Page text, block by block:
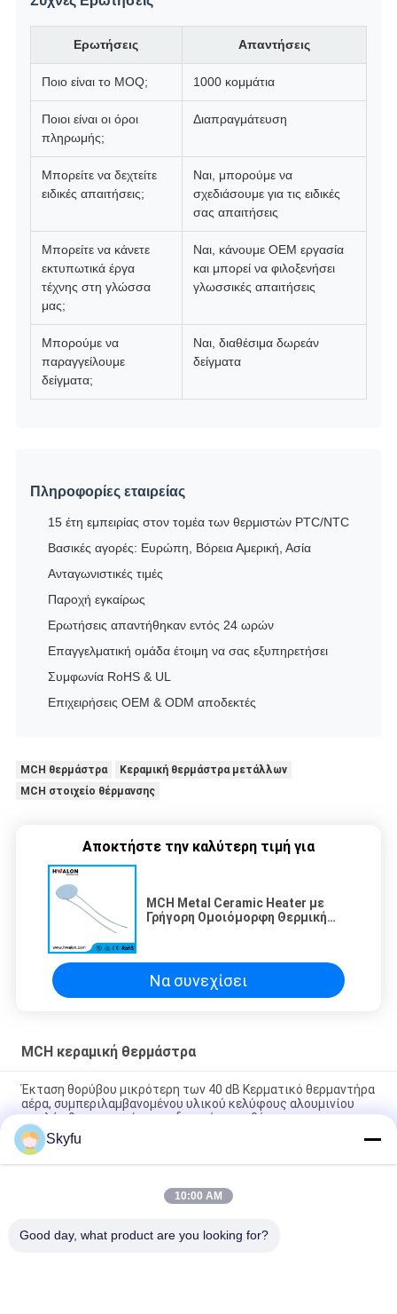
Ερωτήσεις Απαντήσεις
Ποιο είναι το MOQ; 1000 κομμάτια
Ποιοι είναι οι όροι
πληρωμής;
Διαπραγμάτευση
Μπορείτε να δεχτείτε
ειδικές απαιτήσεις;
Ναι, μπορούμε να
σχεδιάσουμε για τις ειδικές
σας απαιτήσεις
Μπορείτε να κάνετε
εκτυπωτικά έργα
τέχνης στη γλώσσα
μας;
Ναι, κάνουμε OEM εργασία
και μπορεί να φιλοξενήσει
γλωσσικές απαιτήσεις
Μπορούμε να
παραγγείλουμε
δείγματα;
Ναι, διαθέσιμα δωρεάν
δείγματα
Πληροφορίες εταιρείας
15 έτη εμπειρίας στον τομέα των θερμιστών PTC/NTC
Βασικές αγορές: Ευρώπη, Βόρεια Αμερική, Ασία
Ανταγωνιστικές τιμές
Παροχή εγκαίρως
Ερωτήσεις απαντήθηκαν εντός 24 ωρών
Επαγγελματική ομάδα έτοιμη να σας εξυπηρετήσει
Συμφωνία RoHS & UL
Επιχειρήσεις OEM & ODM αποδεκτές
MCH θερμάστρα
Κεραμική θερμάστρα μετάλλων
MCH στοιχείο θέρμανσης
Αποκτήστε την καλύτερη τιμή για
MCH Metal Ceramic Heater με
Γρήγορη Ομοιόμορφη Θερμική
Προσαρμόσιμες Προδιαγραφές
για Θέρμανση Κεριού
Να συνεχίσει
MCH κεραμική θερμάστρα
Έκταση θορύβου μικρότερη των 40 dB Κερματικό θερμαντήρα
αέρα, συμπεριλαμβανομένου υλικού κελύφους αλουμινίου
υψηλής θερμοκρασίας, σχεδιασμένο για θέρμανση
Κεραμικό θερμαντικό στοιχείο MCH με προστασία από
υπερθέρμανση και σταθερή θερμοκρασία για συγκόλληση
Skyfu
10:00 AM
Good day, what product are you looking for?